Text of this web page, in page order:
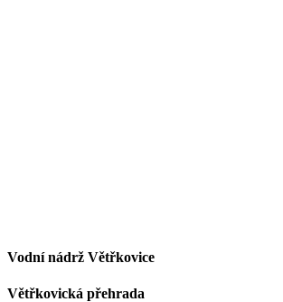
Vodní nádrž Větřkovice
Větřkovická přehrada